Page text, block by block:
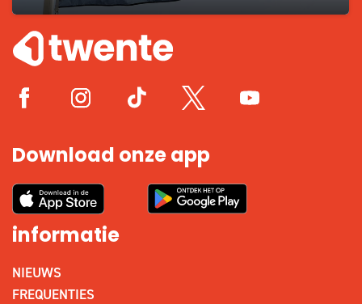
Download onze app
informatie
NIEUWS
FREQUENTIES